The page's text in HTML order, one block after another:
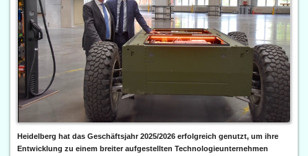
Heidelberg hat das Geschäftsjahr 2025/2026 erfolgreich genutzt, um ihre
Entwicklung zu einem breiter aufgestellten Technologieunternehmen